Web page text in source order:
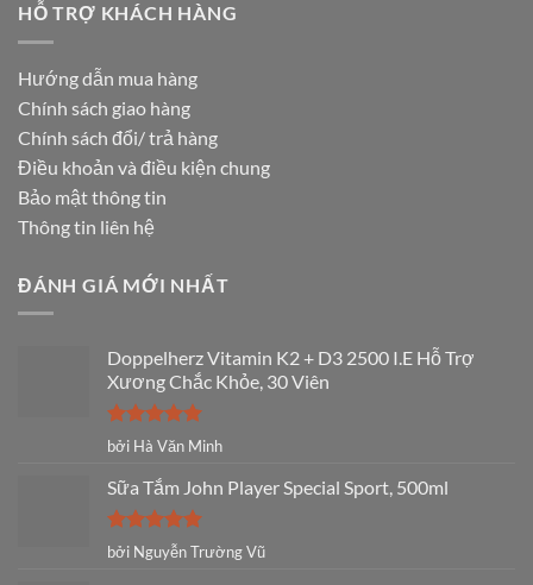
HỖ TRỢ KHÁCH HÀNG
Hướng dẫn mua hàng
Chính sách giao hàng
Chính sách đổi/ trả hàng
Điều khoản và điều kiện chung
Bảo mật thông tin
Thông tin liên hệ
ĐÁNH GIÁ MỚI NHẤT
Doppelherz Vitamin K2 + D3 2500 I.E Hỗ Trợ
Xương Chắc Khỏe, 30 Viên
Được xếp
sao
bởi Hà Văn Minh
Sữa Tắm John Player Special Sport, 500ml
Được xếp
hạng
5
bởi Nguyễn Trường Vũ